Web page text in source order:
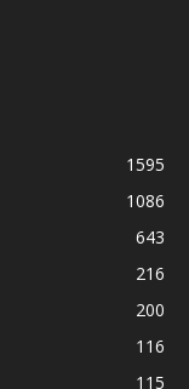
1595
1086
643
216
200
116
115